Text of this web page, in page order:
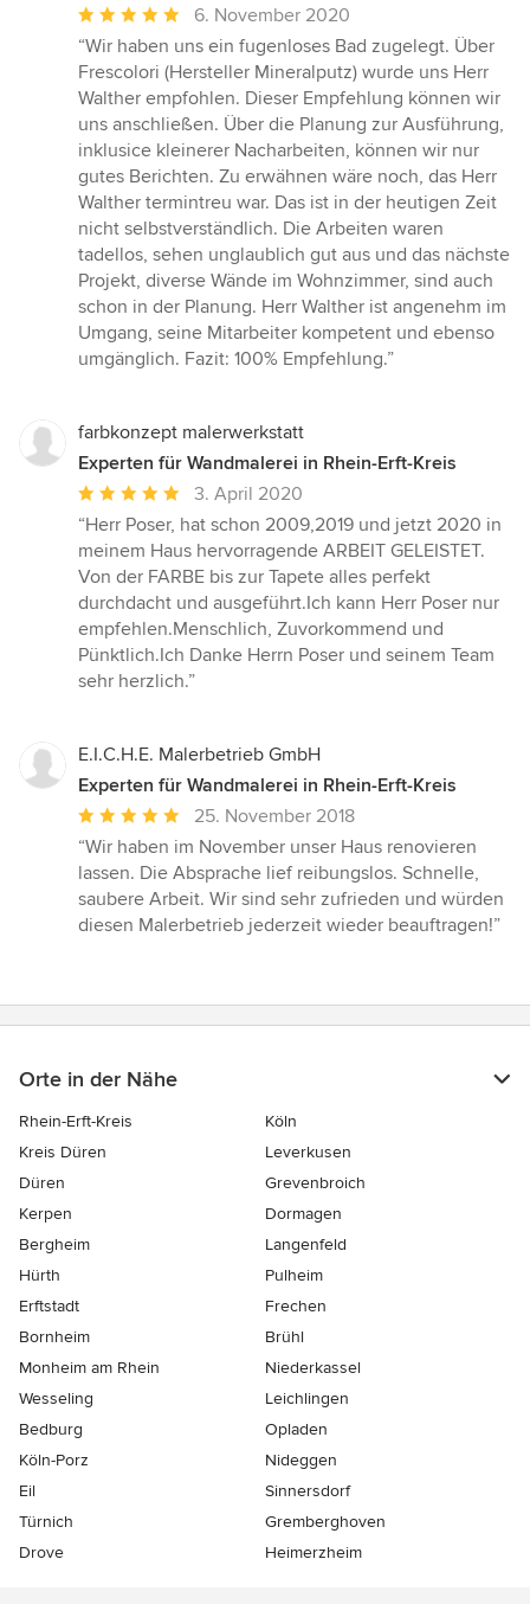
Durchschnittliche
Bewertung:
5
von
5
Sternen
6. November 2020
“Wir haben uns ein fugenloses Bad zugelegt. Über
Frescolori (Hersteller Mineralputz) wurde uns Herr
Walther empfohlen. Dieser Empfehlung können wir
uns anschließen. Über die Planung zur Ausführung,
inklusice kleinerer Nacharbeiten, können wir nur
gutes Berichten. Zu erwähnen wäre noch, das Herr
Walther termintreu war. Das ist in der heutigen Zeit
nicht selbstverständlich. Die Arbeiten waren
tadellos, sehen unglaublich gut aus und das nächste
Projekt, diverse Wände im Wohnzimmer, sind auch
schon in der Planung. Herr Walther ist angenehm im
Umgang, seine Mitarbeiter kompetent und ebenso
umgänglich. Fazit: 100% Empfehlung.”
farbkonzept malerwerkstatt
Experten für Wandmalerei in Rhein-Erft-Kreis
Durchschnittliche
Bewertung:
5
von
5
Sternen
3. April 2020
“Herr Poser, hat schon 2009,2019 und jetzt 2020 in
meinem Haus hervorragende ARBEIT GELEISTET.
Von der FARBE bis zur Tapete alles perfekt
durchdacht und ausgeführt.Ich kann Herr Poser nur
empfehlen.Menschlich, Zuvorkommend und
Pünktlich.Ich Danke Herrn Poser und seinem Team
sehr herzlich.”
E.I.C.H.E. Malerbetrieb GmbH
Experten für Wandmalerei in Rhein-Erft-Kreis
Durchschnittliche
Bewertung:
5
von
5
25. November 2018
“Wir haben im November unser Haus renovieren
lassen. Die Absprache lief reibungslos. Schnelle,
saubere Arbeit. Wir sind sehr zufrieden und würden
diesen Malerbetrieb jederzeit wieder beauftragen!”
Orte in der Nähe
Rhein-Erft-Kreis
Köln
Kreis Düren
Leverkusen
Düren
Grevenbroich
Kerpen
Dormagen
Bergheim
Langenfeld
Hürth
Pulheim
Erftstadt
Frechen
Bornheim
Brühl
Monheim am Rhein
Niederkassel
Wesseling
Leichlingen
Bedburg
Opladen
Köln-Porz
Nideggen
Eil
Sinnersdorf
Türnich
Gremberghoven
Drove
Heimerzheim